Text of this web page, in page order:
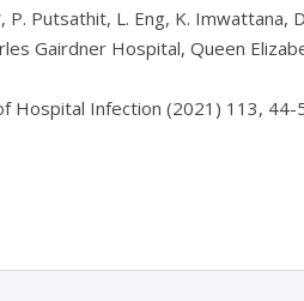
P. Putsathit, L. Eng, K. Imwattana,
Gairdner Hospital, Queen
Hospital Infection (2021) 113, 44-